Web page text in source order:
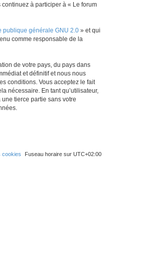
à participer à « Le forum
publique générale GNU 2.0 » et qui
comme responsable de la
de votre pays, du pays dans
et définitif et nous nous
conditions. Vous acceptez le fait
nécessaire. En tant qu’utilisateur,
tierce partie sans votre
Fuseau horaire sur UTC+02:00
cookies